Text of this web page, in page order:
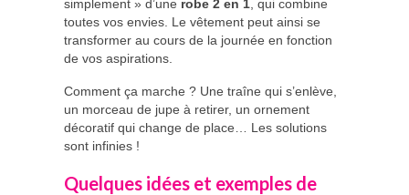
simplement » d’une robe 2 en 1 , qui combine
toutes vos envies. Le vêtement peut ainsi se
transformer au cours de la journée en fonction
de vos aspirations.
Comment ça marche ? Une traîne qui s’enlève,
un morceau de jupe à retirer, un ornement
décoratif qui change de place… Les solutions
sont infinies !
Quelques idées et exemples de